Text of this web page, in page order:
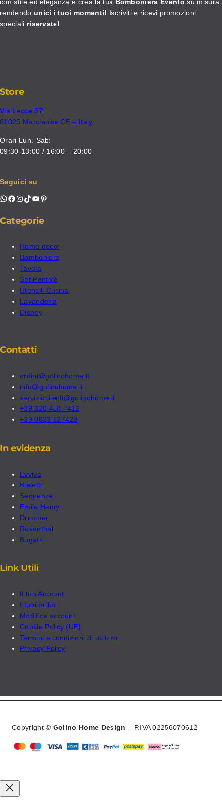
con stile ed eleganza e crea la tua Bomboniera Evento su misura
rendendo unici i tuoi momenti! Iscriviti e ricevi promozioni
speciali riservate!
Store
Via Lecce 57
81025 Marcianise CE – Italy
Orari Lun.-Sab:
09:30-13:00 / 16:00 – 20:00
Seguici su
WhatsApp Facebook Instagram TikTok YouTube Pinterest
Categorie
Home decor
Bomboniere
Tavola
Set Pentole
Utensili Cucina
Lavanderia
Disney
Contatti
ordini@golinohome.it
info@golinohome.it
servizioclienti@golinohome.it
+39 320 450 7412
+39 0823 827428
In evidenza
Evviva
Bialetti
Sequenze
Emile Henry
Drimmer
Rosenthal
Bugatti
Link Utili
Il tuo Account
I tuoi ordini
Modifica account
Cookie Policy (UE)
Termini e condizioni di utilizzo
Privacy Policy
Copyright © Golino Home Design – P.IVA 02256070612